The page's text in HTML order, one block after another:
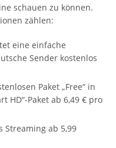
schauen zu können.
zählen:
eine einfache
Sender kostenlos
Paket „Free“ in
HD“-Paket ab 6,49 € pro
Streaming ab 5,99